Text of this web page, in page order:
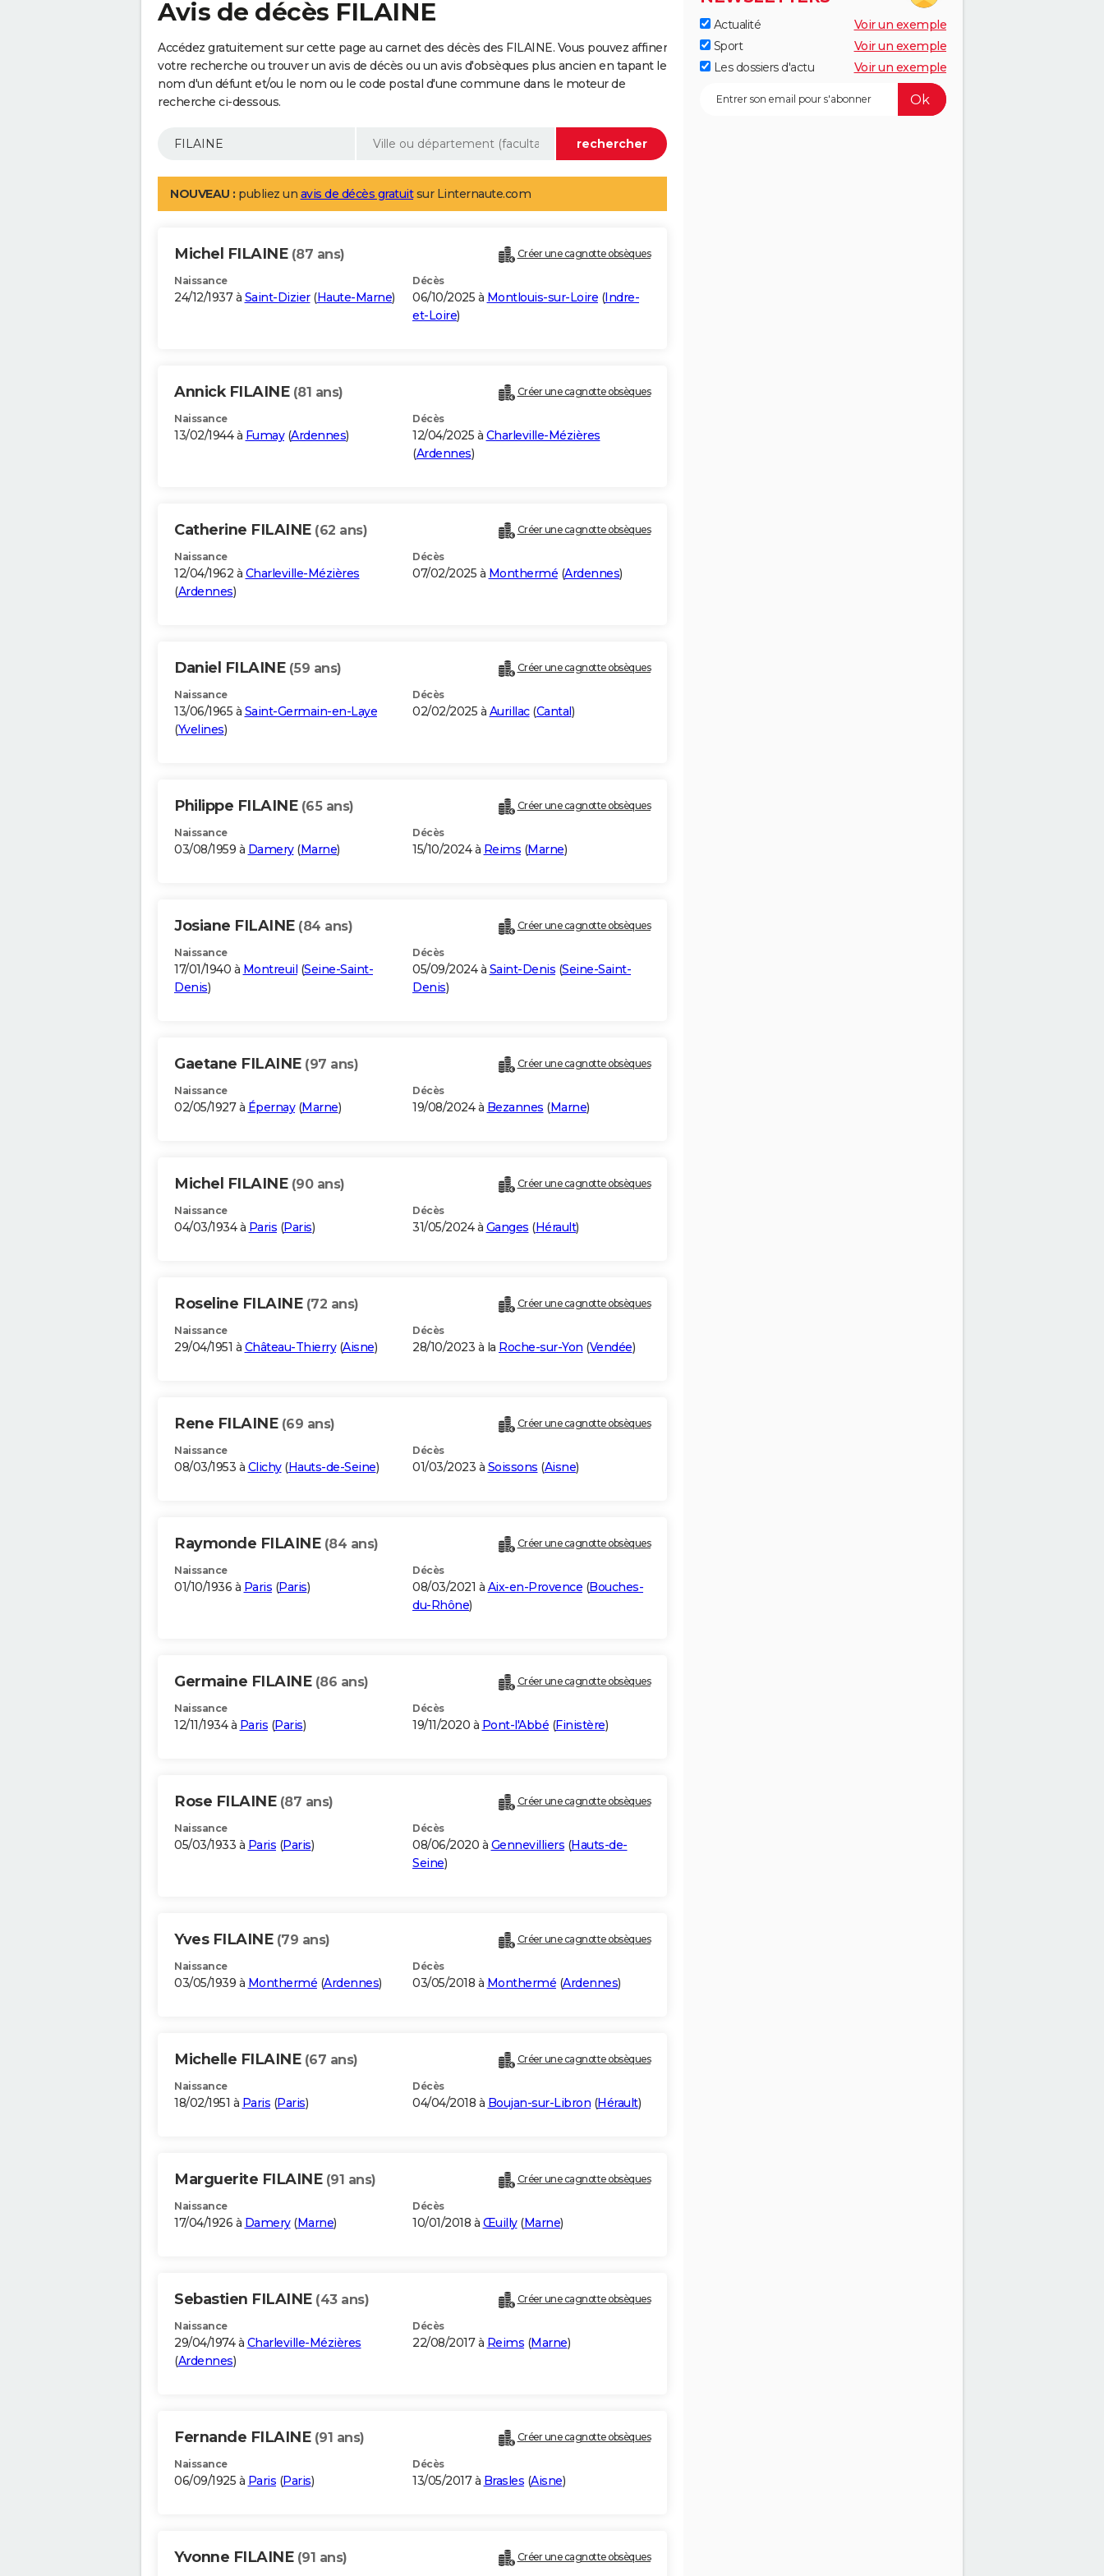
Avis de décès FILAINE
Accédez gratuitement sur cette page au carnet des décès des FILAINE. Vous pouvez affiner
votre recherche ou trouver un avis de décès ou un avis d'obsèques plus ancien en tapant le
nom d'un défunt et/ou le nom ou le code postal d'une commune dans le moteur de
recherche ci-dessous.
NOUVEAU : publiez un avis de décès gratuitsur Linternaute.com
Michel FILAINE (87 ans) Créer une cagnotte obsèques
Naissance
24/12/1937 à Saint-Dizier(Haute-Marne)
Décès
06/10/2025 à Montlouis-sur-Loire (Indre-
et-Loire)
Annick FILAINE (81 ans) Créer une cagnotte obsèques
Naissance
13/02/1944 à Fumay(Ardennes)
Décès
12/04/2025 à Charleville-Mézières
(Ardennes)
Catherine FILAINE (62 ans) Créer une cagnotte obsèques
Naissance
12/04/1962 à Charleville-Mézières
(Ardennes)
Décès
07/02/2025 à Monthermé (Ardennes)
Daniel FILAINE (59 ans) Créer une cagnotte obsèques
Naissance
13/06/1965 à Saint-Germain-en-Laye
(Yvelines)
Décès
02/02/2025 à Aurillac(Cantal)
Philippe FILAINE (65 ans) Créer une cagnotte obsèques
Naissance
03/08/1959 à Damery(Marne)
Décès
15/10/2024 à Reims (Marne)
Josiane FILAINE (84 ans) Créer une cagnotte obsèques
Naissance
17/01/1940 à Montreuil (Seine-Saint-
Denis)
Décès
05/09/2024 à Saint-Denis (Seine-Saint-
Denis)
Gaetane FILAINE (97 ans) Créer une cagnotte obsèques
Naissance
02/05/1927 à Épernay(Marne)
Décès
19/08/2024 à Bezannes (Marne)
Michel FILAINE (90 ans) Créer une cagnotte obsèques
Naissance
04/03/1934 à Paris (Paris)
Décès
31/05/2024 à Ganges (Hérault)
Roseline FILAINE (72 ans) Créer une cagnotte obsèques
Naissance
29/04/1951 à Château-Thierry(Aisne)
Décès
28/10/2023 à la Roche-sur-Yon (Vendée)
Rene FILAINE (69 ans) Créer une cagnotte obsèques
Naissance
08/03/1953 à Clichy(Hauts-de-Seine)
Décès
01/03/2023 à Soissons (Aisne)
Raymonde FILAINE (84 ans) Créer une cagnotte obsèques
Naissance
01/10/1936 à Paris (Paris)
Décès
08/03/2021 à Aix-en-Provence (Bouches-
du-Rhône)
Germaine FILAINE (86 ans) Créer une cagnotte obsèques
Naissance
12/11/1934 à Paris (Paris)
Décès
19/11/2020 à Pont-l'Abbé (Finistère)
Rose FILAINE (87 ans) Créer une cagnotte obsèques
Naissance
05/03/1933 à Paris (Paris)
Décès
08/06/2020 à Gennevilliers (Hauts-de-
Seine)
Yves FILAINE (79 ans) Créer une cagnotte obsèques
Naissance
03/05/1939 à Monthermé (Ardennes)
Décès
03/05/2018 à Monthermé (Ardennes)
Michelle FILAINE (67 ans) Créer une cagnotte obsèques
Naissance
18/02/1951 à Paris (Paris)
Décès
04/04/2018 à Boujan-sur-Libron (Hérault)
Marguerite FILAINE (91 ans) Créer une cagnotte obsèques
Naissance
17/04/1926 à Damery(Marne)
Décès
10/01/2018 à Œuilly(Marne)
Sebastien FILAINE (43 ans) Créer une cagnotte obsèques
Naissance
29/04/1974 à Charleville-Mézières
(Ardennes)
Décès
22/08/2017 à Reims (Marne)
Fernande FILAINE (91 ans) Créer une cagnotte obsèques
Naissance
06/09/1925 à Paris (Paris)
Décès
13/05/2017 à Brasles (Aisne)
Yvonne FILAINE (91 ans) Créer une cagnotte obsèques
Actualité
Voir un exemple
Sport
Voir un exemple
Les dossiers d'actu
Voir un exemple